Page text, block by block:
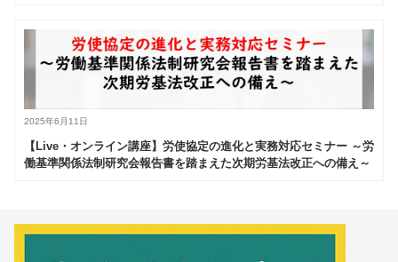
2025年6月11日
【Live・オンライン講座】労使協定の進化と実務対応セミナー ～労
働基準関係法制研究会報告書を踏まえた次期労基法改正への備え～